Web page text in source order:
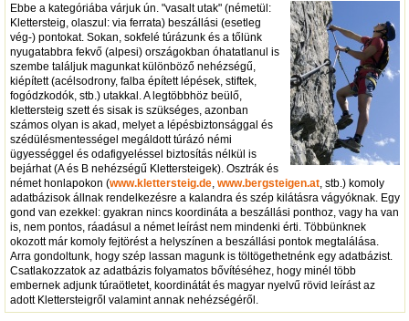
Ebbe a kategóriába várjuk ún. "vasalt utak" (németül:
Klettersteig, olaszul: via ferrata) beszállási (esetleg
vég-) pontokat. Sokan, sokfelé túrázunk és a tőlünk
nyugatabbra fekvő (alpesi) országokban óhatatlanul is
szembe találjuk magunkat különböző nehézségű,
kiépített (acélsodrony, falba épített lépések, stiftek,
fogódzkodók, stb.) utakkal. A legtöbbhöz beülő,
klettersteig szett és sisak is szükséges, azonban
számos olyan is akad, melyet a lépésbiztonsággal és
szédülésmentességel megáldott túrázó némi
ügyességgel és odafigyeléssel biztosítás nélkül is
bejárhat (A és B nehézségű Klettersteigek). Osztrák és
német honlapokon (www.klettersteig.de, www.bergsteigen.at, stb.) komoly
adatbázisok állnak rendelkezésre a kalandra és szép kilátásra vágyóknak. Egy
gond van ezekkel: gyakran nincs koordináta a beszállási ponthoz, vagy ha van
is, nem pontos, ráadásul a német leírást nem mindenki érti. Többünknek
okozott már komoly fejtörést a helyszínen a beszállási pontok megtalálása.
Arra gondoltunk, hogy szép lassan magunk is töltögethetnénk egy adatbázist.
Csatlakozzatok az adatbázis folyamatos bővítéséhez, hogy minél több
embernek adjunk túraötletet, koordinátát és magyar nyelvű rövid leírást az
adott Klettersteigről valamint annak nehézségéről.